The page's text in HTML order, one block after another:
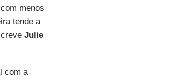
menos
tende a
Julie
com a